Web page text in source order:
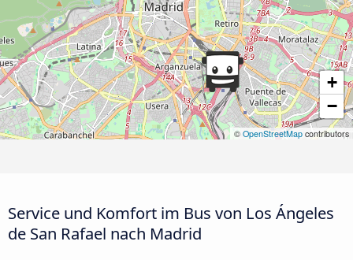
+
−
© OpenStreetMap contributors
Service und Komfort im Bus von Los Ángeles
de San Rafael nach Madrid